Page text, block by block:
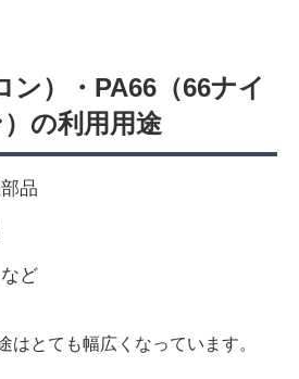
ン）・PA66（66ナイ
）の利用用途
品
ど
はとても幅広くなっています。